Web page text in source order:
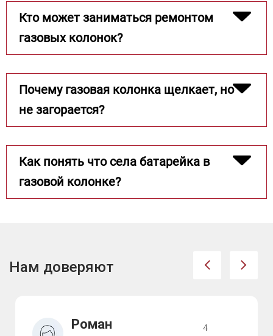
Кто может заниматься ремонтом
газовых колонок?
Почему газовая колонка щелкает, но
не загорается?
Как понять что села батарейка в
газовой колонке?
Нам доверяют
Роман
4